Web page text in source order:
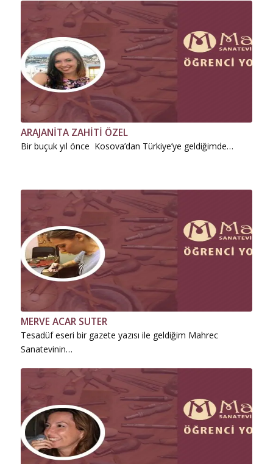
ARAJANİTA ZAHİTİ ÖZEL
Bir buçuk yıl önce Kosova’dan Türkiye’ye geldiğimde…
MERVE ACAR SUTER
Tesadüf eseri bir gazete yazısı ile geldiğim Mahrec
Sanatevinin…